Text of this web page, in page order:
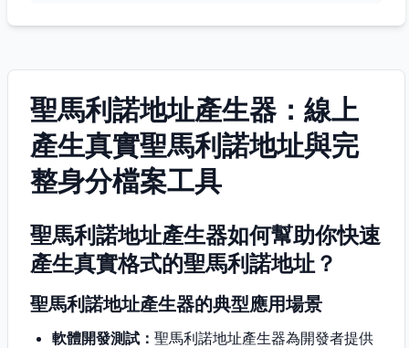
聖馬利諾地址產生器：線上
產生真實聖馬利諾地址與完
整身分檔案工具
聖馬利諾地址產生器如何幫助你快速
產生真實格式的聖馬利諾地址？
聖馬利諾地址產生器的典型應用場景
軟體開發測試： 聖馬利諾地址產生器為開發者提供